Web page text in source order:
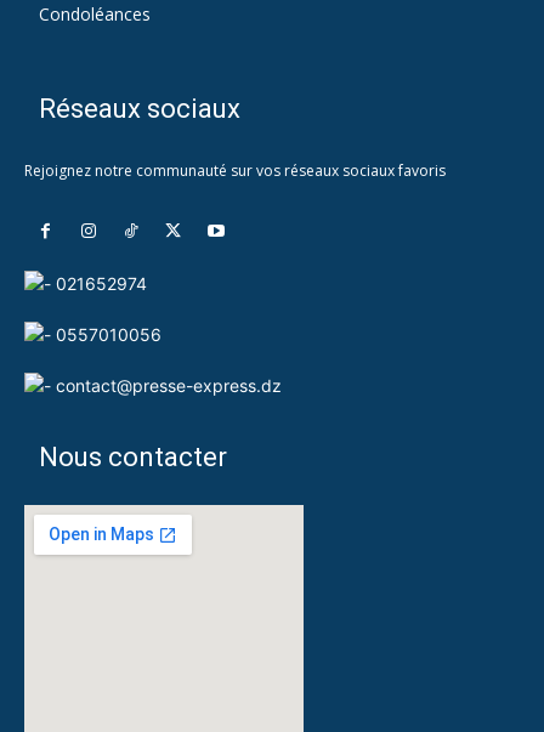
Condoléances
Réseaux sociaux
Rejoignez notre communauté sur vos réseaux sociaux favoris
021652974
0557010056
contact@presse-express.dz
Nous contacter